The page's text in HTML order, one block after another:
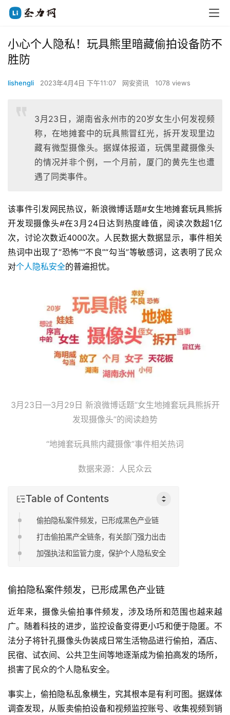
小心个人隐私！玩具熊里暗藏偷拍设备防不
胜防
lishengli 2023年4月4日 下午11:07 网安资讯 1078 views
3月23日，湖南省永州市的20岁女生小何发视频
称，在地摊套中的玩具熊冒红光，拆开发现里边
藏有微型摄像头。据媒体报道，玩偶里藏摄像头
的情况并非个例，一个月前，厦门的黄先生也遭
遇了同类事件。
该事件引发网民热议，新浪微博话题#女生地摊套玩具熊拆
开发现摄像头#在3月24日达到热度峰值，阅读次数超1亿
次，讨论次数近4000次。人民数据大数据显示，事件相关
热词中出现了“恐怖”“不良”“勾当”等敏感词，这表明了民众
对个人隐私安全的普遍担忧。
3月23日—3月29日 新浪微博话题“女生地摊套玩具熊拆开
发现摄像头”的阅读趋势
“地摊套玩具熊内藏摄像”事件相关热词
数据来源：人民众云
Table of Contents
偷拍隐私案件频发，已形成黑色产业链
打击偷拍黑产全链条，有关部门强力出击
加强执法和监管力度，保护个人隐私安全
偷拍隐私案件频发，已形成黑色产业链
近年来，摄像头偷拍事件频发，涉及场所和范围也越来越
广。随着科技的进步，监控设备变得更小巧和便于隐匿。不
法分子将针孔摄像头伪装成日常生活物品进行偷拍，酒店、
民宿、试衣间、公共卫生间等地逐渐成为偷拍高发的场所，
损害了民众的个人隐私安全。
事实上，偷拍隐私乱象横生，究其根本是有利可图。据媒体
调查发现，从贩卖偷拍设备和视频监控账号、收集视频到销